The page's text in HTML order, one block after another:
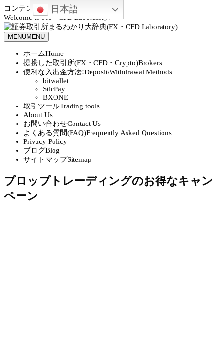
コンテンツへスキップ
Welcome to FX・CFD Laboratory!
MENUMENU
ホームHome
提携した取引所(FX・CFD・Crypto)Brokers
便利な入出金方法!Deposit/Withdrawal Methods
bitwallet
SticPay
BXONE
取引ツールTrading tools
About Us
お問い合わせContact Us
よくある質問(FAQ)Frequently Asked Questions
Privacy Policy
ブログBlog
サイトマップSitemap
プロップトレーディングのお得なキャン
ペーン
日本語